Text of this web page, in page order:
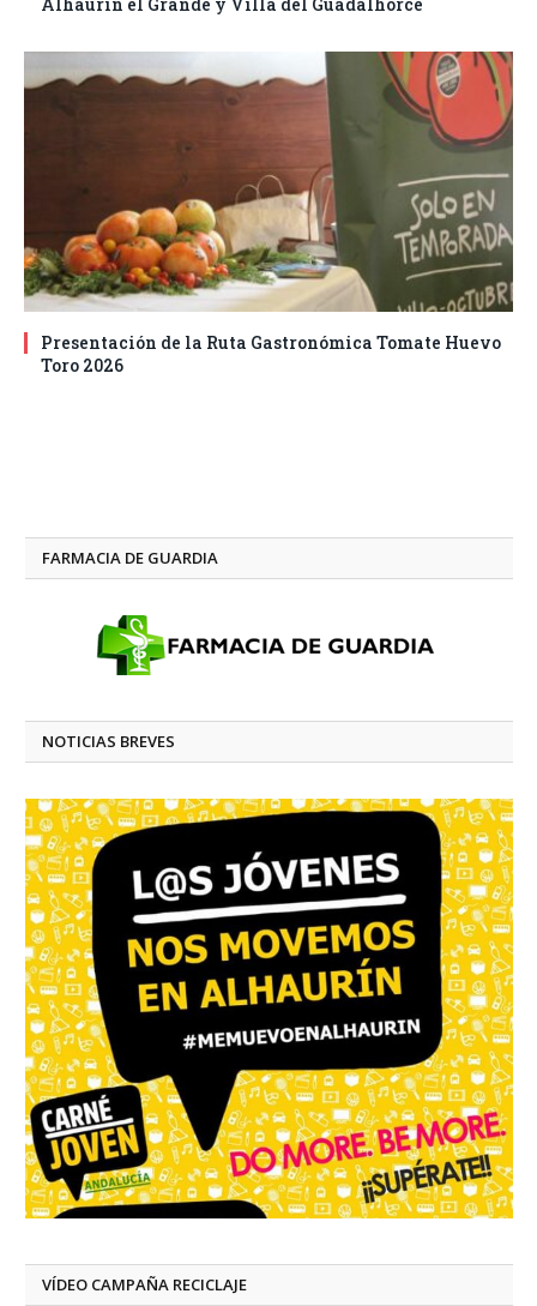
Presentación de la Ruta Gastronómica Tomate Huevo
Toro 2026
FARMACIA DE GUARDIA
NOTICIAS BREVES
VÍDEO CAMPAÑA RECICLAJE